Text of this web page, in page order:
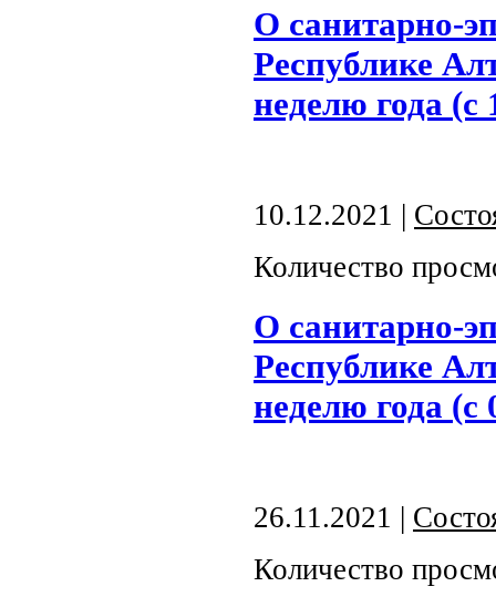
О санитарно-
Республике
неделю года (с
10.12.2021 |
Количество
О санитарно-
Республике
неделю года (с
26.11.2021 |
Количество